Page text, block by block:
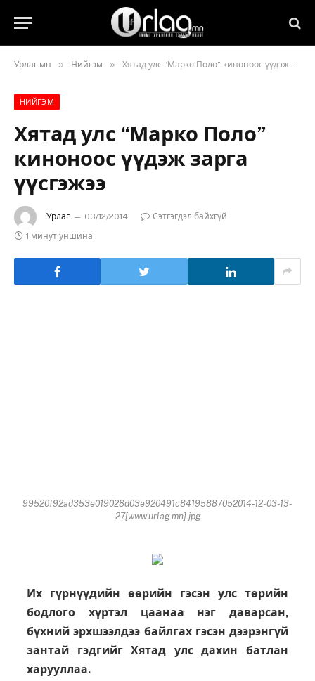
Урлаг.мн » Нийгэм » Хятад улс “Марко Поло” киноноос үүдэж зарга үүсгэжээ
НИЙГЭМ
Хятад улс “Марко Поло”
киноноос үүдэж зарга
үүсгэжээ
Урлаг 03/12/2014
Сэтгэгдэл байхгүй
1 минут уншина
99520f92ad353e019028d03e920491c84195887052014-12-03-13-
27[www.urlag.mn].jpg
Их гүрнүүдийн өөрийн гэсэн улс төрийн
бодлого хүртэл цаанаа нэг даварсан,
бүхний эрхшээлдээ байлгах гэсэн дээрэнгүй
зантай гэдгийг Хятад улс дахин батлан
харууллаа.